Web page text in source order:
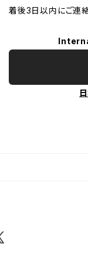
着後3日以内にご連絡